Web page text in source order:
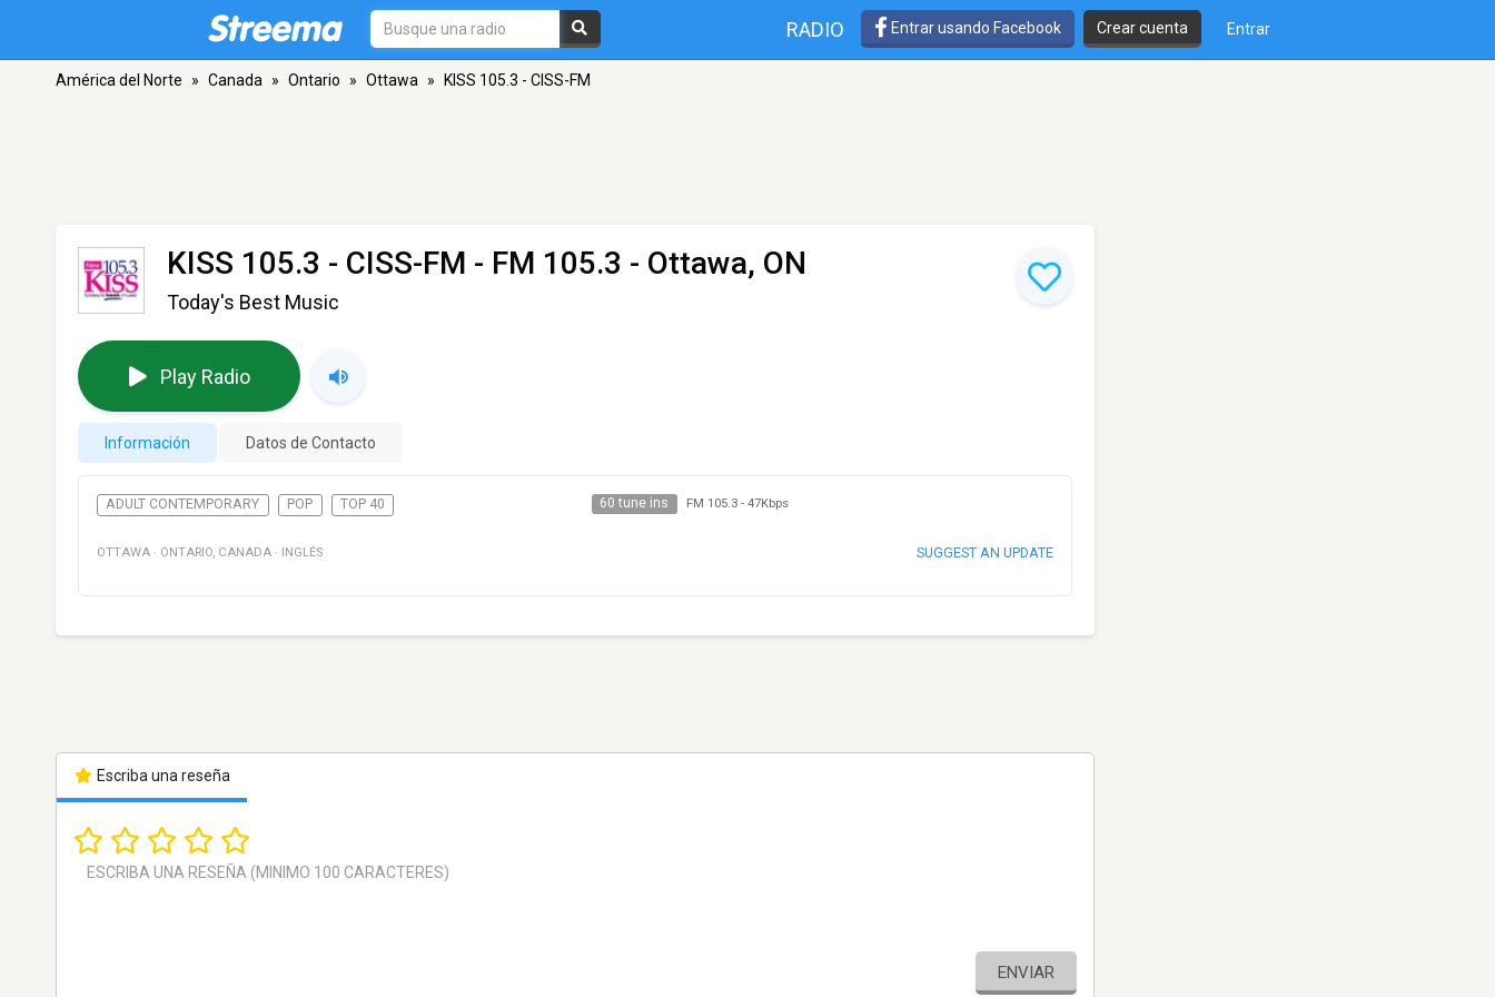
RADIO Entrar usando Facebook Crear cuenta Entrar
América del Norte » Canada » Ontario » Ottawa » KISS 105.3 - CISS-FM
KISS 105.3 - CISS-FM - FM 105.3 - Ottawa, ON
Today's Best Music
Play Radio
Información Datos de Contacto
ADULT CONTEMPORARY POP TOP 40 60 tune ins FM 105.3- 47Kbps
OTTAWA · ONTARIO, CANADA · INGLÉS SUGGEST AN UPDATE
Escriba una reseña
ENVIAR